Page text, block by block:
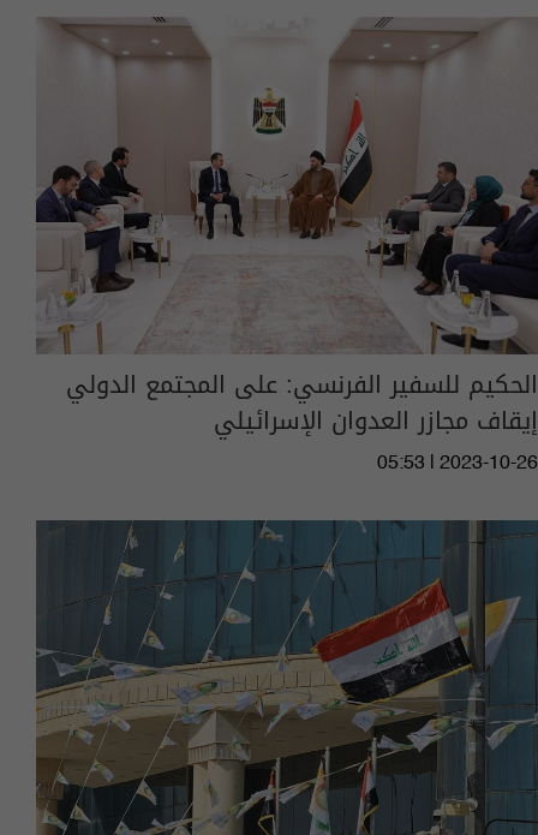
الحكيم للسفير الفرنسي: على المجتمع الدولي
إيقاف مجازر العدوان الإسرائيلي
05:53 | 2023-10-26